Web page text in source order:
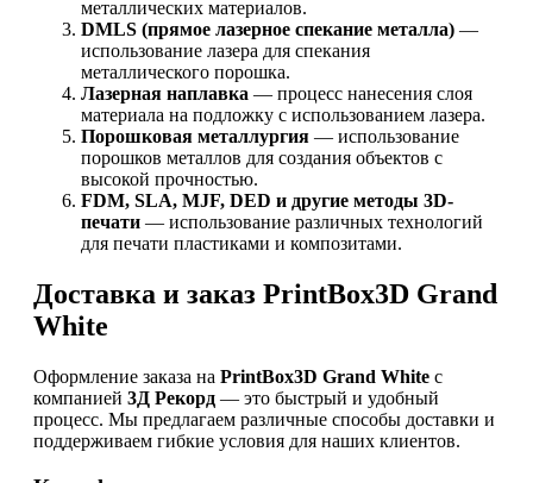
металлических материалов.
DMLS (прямое лазерное спекание металла) —
использование лазера для спекания
металлического порошка.
Лазерная наплавка — процесс нанесения слоя
материала на подложку с использованием лазера.
Порошковая металлургия — использование
порошков металлов для создания объектов с
высокой прочностью.
FDM, SLA, MJF, DED и другие методы 3D-
печати — использование различных технологий
для печати пластиками и композитами.
Доставка и заказ PrintBox3D Grand
White
Оформление заказа на PrintBox3D Grand White с
компанией 3Д Рекорд — это быстрый и удобный
процесс. Мы предлагаем различные способы доставки и
поддерживаем гибкие условия для наших клиентов.